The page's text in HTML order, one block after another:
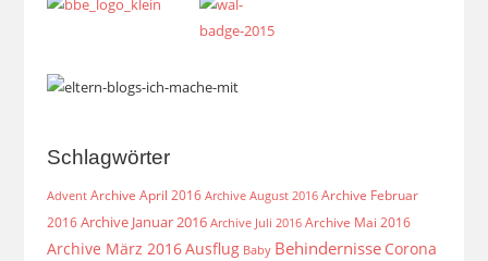
Schlagwörter
Advent Archive April 2016 Archive August 2016 Archive Februar
2016 Archive Januar 2016 Archive Juli 2016 Archive Mai 2016
Archive März 2016Ausflug Baby Behindernisse Corona